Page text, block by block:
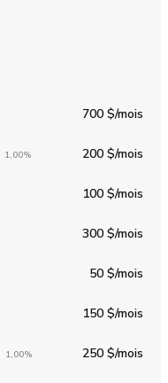
700 $/mois
1,00% 200 $/mois
100 $/mois
300 $/mois
50 $/mois
150 $/mois
1,00% 250 $/mois